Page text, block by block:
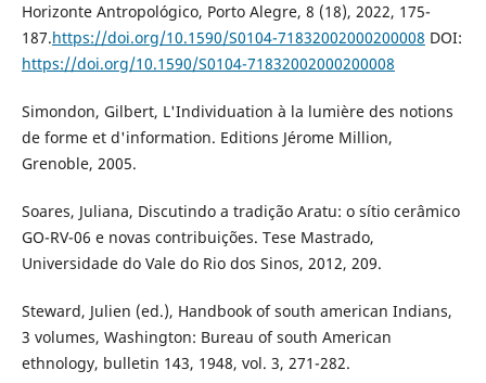
Horizonte Antropológico, Porto Alegre, 8 (18), 2022, 175-
187.https://doi.org/10.1590/S0104-71832002000200008 DOI:
https://doi.org/10.1590/S0104-71832002000200008
Simondon, Gilbert, L'Individuation à la lumière des notions
de forme et d'information. Editions Jérome Million,
Grenoble, 2005.
Soares, Juliana, Discutindo a tradição Aratu: o sítio cerâmico
GO-RV-06 e novas contribuições. Tese Mastrado,
Universidade do Vale do Rio dos Sinos, 2012, 209.
Steward, Julien (ed.), Handbook of south american Indians,
3 volumes, Washington: Bureau of south American
ethnology, bulletin 143, 1948, vol. 3, 271-282.